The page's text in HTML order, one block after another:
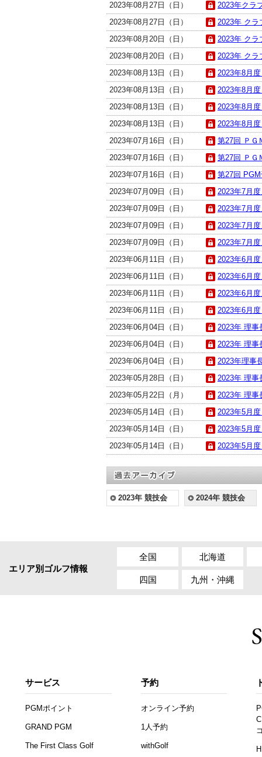
2023年08月27日（日）
2023年クラ
2023年08月27日（日）
2023年 クラ
2023年08月20日（日）
2023年 クラ
2023年08月20日（日）
2023年 クラ
2023年08月13日（日）
2023年8月
2023年08月13日（日）
2023年8月
2023年08月13日（日）
2023年8月
2023年08月13日（日）
2023年8月
2023年07月16日（日）
第27回 ＰＧ
2023年07月16日（日）
第27回 ＰＧ
2023年07月16日（日）
第27回
2023年07月09日（日）
2023年7月
2023年07月09日（日）
2023年7月
2023年07月09日（日）
2023年7月
2023年07月09日（日）
2023年7月
2023年06月11日（日）
2023年6月
2023年06月11日（日）
2023年6月
2023年06月11日（日）
2023年6月
2023年06月11日（日）
2023年6月
2023年06月04日（日）
2023年 理事
2023年06月04日（日）
2023年 理事
2023年06月04日（日）
2023年理事
2023年05月28日（日）
2023年 理事
2023年05月22日（月）
2023年 理事
2023年05月14日（日）
2023年5月
2023年05月14日（日）
2023年5月
2023年05月14日（日）
2023年5月
2023年 競技会 2024年 競技会
エリア別ゴルフ情報
全国 北海道
四国 九州・沖縄
サービス
PGMポイント
GRAND PGM
The First Class Golf
予約
オンライン予約
1人予約
withGolf